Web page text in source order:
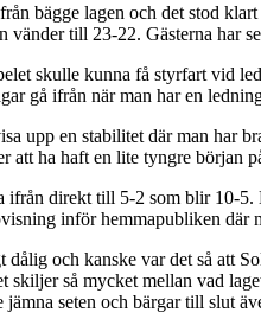
bägge lagen och det stod
till 23-22. Gästerna har
skulle kunna få styrfart vid
gå ifrån när man har en
upp en stabilitet där man
ha haft en lite tyngre början
ifrån direkt till 5-2 som blir 10-
inför hemmapubliken
och kanske var det så att
så mycket mellan vad
seten och bärgar till slut